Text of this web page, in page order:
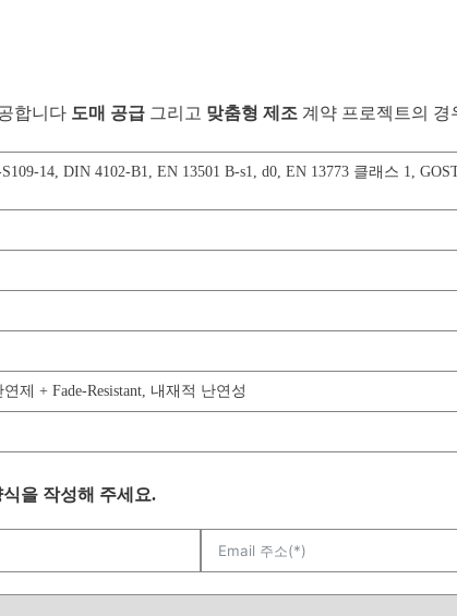
합니다 도매 공급 그리고 맞춤형 제조 계약 프로젝트의 경
14, DIN 4102-B1, EN 13501 B-s1, d0, EN 13773 클래스 1,
연제 + Fade-Resistant, 내재적 난연성
을 작성해 주세요.